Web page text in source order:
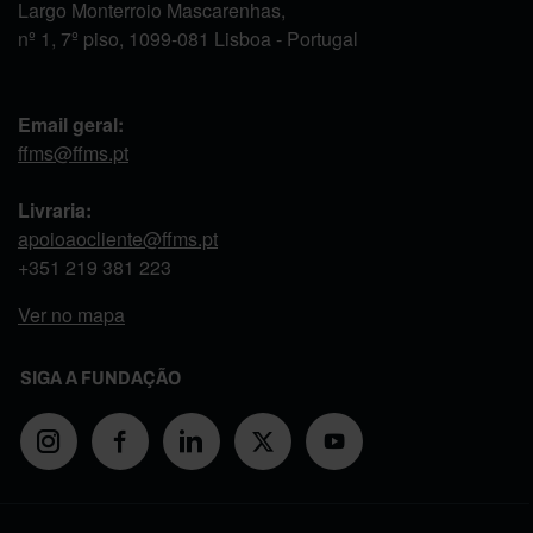
Largo Monterroio Mascarenhas,
nº 1, 7º piso, 1099-081 Lisboa - Portugal
Email geral:
ffms@ffms.pt
Livraria:
apoioaocliente@ffms.pt
+351 219 381 223
Ver no mapa
SIGA A FUNDAÇÃO